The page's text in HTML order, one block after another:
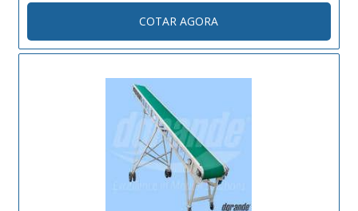
expectativas de seus clientes, melhorando continuamente
o sistema de gestão de qualidade, da produção, do
incentivo profissional e ....
COTAR AGORA